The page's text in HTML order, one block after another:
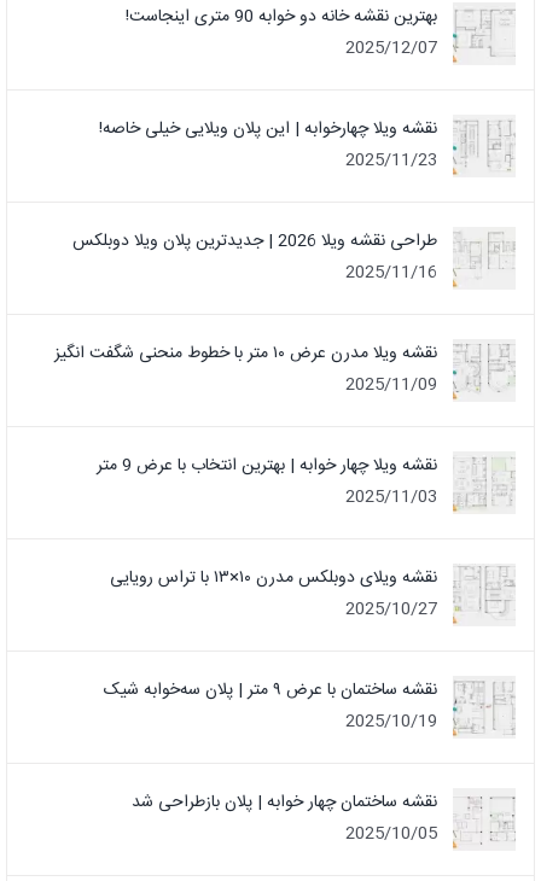
بهترین نقشه خانه دو خوابه 90 متری اینجاست!
2025/12/07
نقشه ویلا چهارخوابه | این پلان ویلایی خیلی خاصه!
2025/11/23
طراحی نقشه ویلا 2026 | جدیدترین پلان ویلا دوبلکس
2025/11/16
نقشه ویلا مدرن عرض ۱۰ متر با خطوط منحنی شگفت انگیز
2025/11/09
نقشه ویلا چهار خوابه | بهترین انتخاب با عرض 9 متر
2025/11/03
نقشه ویلای دوبلکس مدرن ۱۰×۱۳ با تراس رویایی
2025/10/27
نقشه ساختمان با عرض ۹ متر | پلان سه‌خوابه شیک
2025/10/19
نقشه ساختمان چهار خوابه | پلان بازطراحی شد
2025/10/05